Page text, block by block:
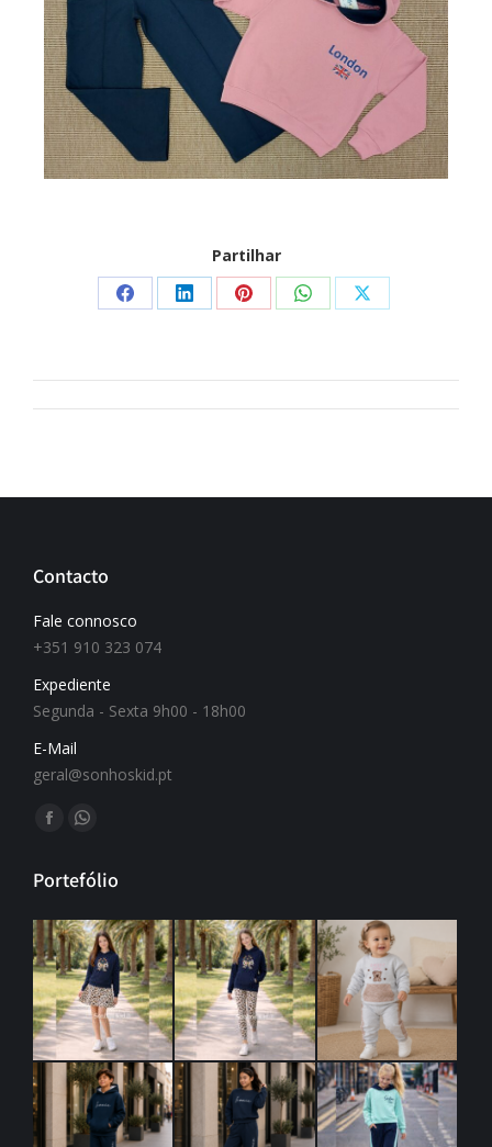
Partilhar
Contacto
Fale connosco
+351 910 323 074
Expediente
Segunda - Sexta 9h00 - 18h00
E-Mail
geral@sonhoskid.pt
Find us on:
Portefólio